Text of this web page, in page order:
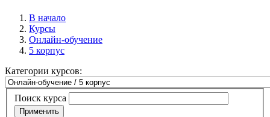
В начало
Курсы
Онлайн-обучение
5 корпус
Категории курсов:
Поиск курса
Применить